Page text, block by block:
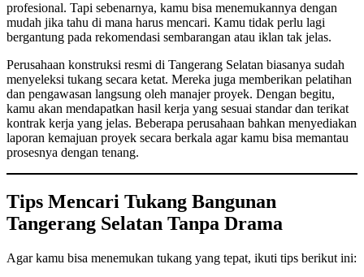
profesional. Tapi sebenarnya, kamu bisa menemukannya dengan
mudah jika tahu di mana harus mencari. Kamu tidak perlu lagi
bergantung pada rekomendasi sembarangan atau iklan tak jelas.
Perusahaan konstruksi resmi di Tangerang Selatan biasanya sudah
menyeleksi tukang secara ketat. Mereka juga memberikan pelatihan
dan pengawasan langsung oleh manajer proyek. Dengan begitu,
kamu akan mendapatkan hasil kerja yang sesuai standar dan terikat
kontrak kerja yang jelas. Beberapa perusahaan bahkan menyediakan
laporan kemajuan proyek secara berkala agar kamu bisa memantau
prosesnya dengan tenang.
Tips Mencari Tukang Bangunan
Tangerang Selatan Tanpa Drama
Agar kamu bisa menemukan tukang yang tepat, ikuti tips berikut ini: